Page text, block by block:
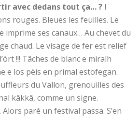
avec dedans tout ça… ? !
rouges. Bleues les feuilles. Le
imprime ses canaux… Au chevet du
chaud. Le visage de fer est relief
!!! Tâches de blanc e miralh
e los pèis en primal estofegan.
du Vallon, grenouilles des
kâkkâ, comme un signe.
paré un festival passa. S’en